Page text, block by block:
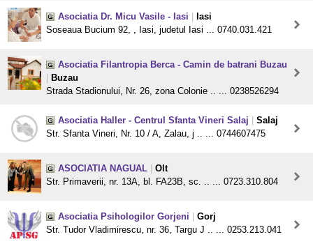
Asociatia Dr. Micu Vasile - Iasi
Iasi
Soseaua Bucium 92, , Iasi, judetul Iasi ... 0740.031.421
Asociatia Filantropia Berca - Camin de batrani Buzau
Buzau
Strada Stadionului, Nr. 26, zona Colonie .. ... 0238526294
Asociatia Haller - Centrul Sfanta Vineri Salaj
Salaj
Str. Sfanta Vineri, Nr. 10 / A, Zalau, j .. ... 0744607475
ASOCIATIA NAGUAL
Olt
Str. Primaverii, nr. 13A, bl. FA23B, sc. .. ... 0723.310.804
Asociatia Psihologilor Gorjeni
Gorj
Str. Tudor Vladimirescu, nr. 36, Targu J .. ... 0253.213.041